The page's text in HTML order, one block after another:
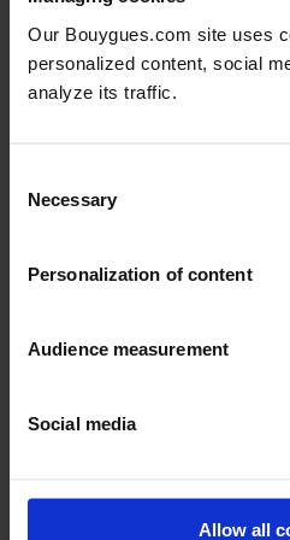
Our Bouygues.com site uses
personalized content, social
analyze its traffic.
Selection
Necessary
Personalization of content
Audience measurement
Social media
Allow all